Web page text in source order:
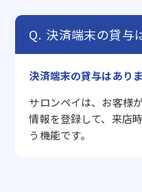
決済端末の貸与
決済端末の貸与はありま
サロンペイは、お客様
情報を登録して、来店
う機能です。